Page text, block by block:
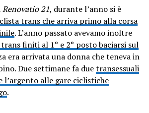
Renovatio 21, durante l’anno si è
trans che arriva primo alla corsa
. L’anno passato avevamo inoltre
finiti al 1° e 2° posto baciarsi sul
era arrivata una donna che teneva in
Due settimane fa duetransessuali
l’argento alle gare ciclistiche
.